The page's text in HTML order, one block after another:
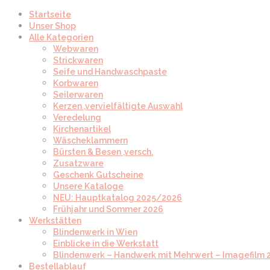
Startseite
Unser Shop
Alle Kategorien
Webwaren
Strickwaren
Seife und Handwaschpaste
Korbwaren
Seilerwaren
Kerzen ,vervielfältigte Auswahl
Veredelung
Kirchenartikel
Wäscheklammern
Bürsten & Besen ,versch.
Zusatzware
Geschenk Gutscheine
Unsere Kataloge
NEU: Hauptkatalog 2025/2026
Frühjahr und Sommer 2026
Werkstätten
Blindenwerk in Wien
Einblicke in die Werkstatt
Blindenwerk – Handwerk mit Mehrwert – Imagefilm
Bestellablauf